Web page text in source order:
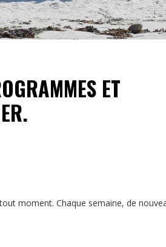
ET
moment. Chaque semaine, de